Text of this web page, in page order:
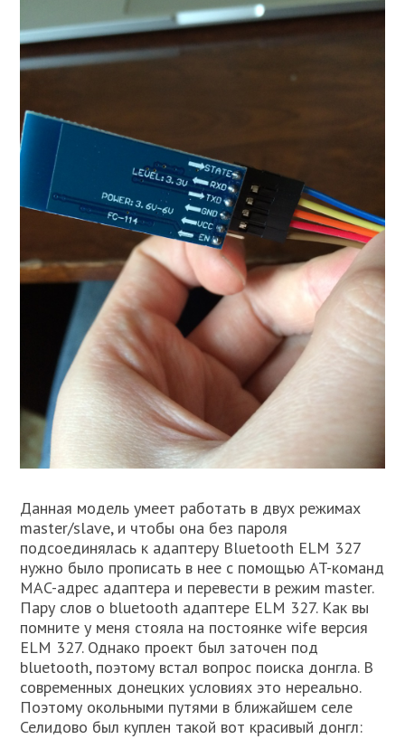
Данная модель умеет работать в двух режимах
master/slave, и чтобы она без пароля
подсоединялась к адаптеру Bluetooth ELM 327
нужно было прописать в нее с помощью AT-команд
MAC-адрес адаптера и перевести в режим master.
Пару слов о bluetooth адаптере ELM 327. Как вы
помните у меня стояла на постоянке wife версия
ELM 327. Однако проект был заточен под
bluetooth, поэтому встал вопрос поиска донгла. В
современных донецких условиях это нереально.
Поэтому окольными путями в ближайшем селе
Селидово был куплен такой вот красивый донгл: